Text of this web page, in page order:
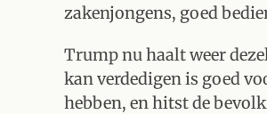
zakenjongens, goed
Trump nu haalt weer
kan verdedigen is goed
hebben, en hitst de